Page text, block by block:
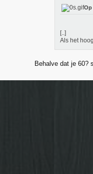
Op
[..]
Als het
Behalve dat je 60?